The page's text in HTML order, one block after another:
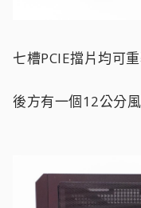
七槽PCIE擋片均可
後方有一個12公分